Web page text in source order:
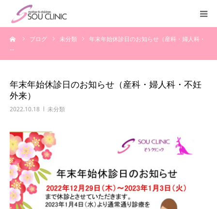
ブログ 未分類
年末年始休診日のお知らせ（産科・婦人科・
…
年末年始休診日のお知らせ（産科・婦人科・不妊
外来）
2022.10.18 未分類
診療案内
医師紹介
教室・講座
よくある質問